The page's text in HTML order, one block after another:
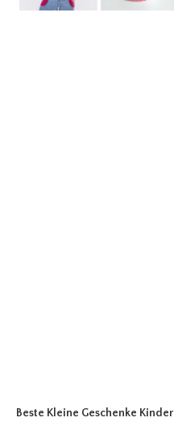
Beste Kleine Geschenke Kinder